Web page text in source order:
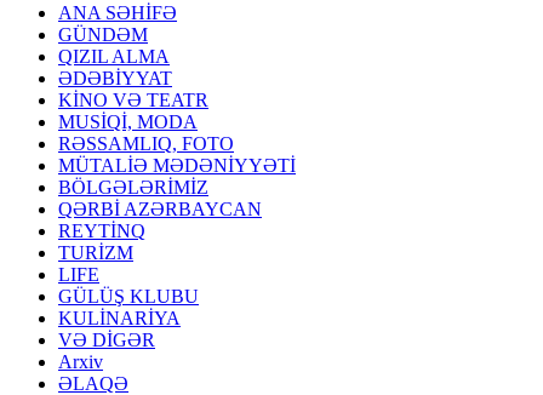
ANA SƏHİFƏ
GÜNDƏM
QIZIL ALMA
ƏDƏBİYYAT
KİNO VƏ TEATR
MUSİQİ, MODA
RƏSSAMLIQ, FOTO
MÜTALİƏ MƏDƏNİYYƏTİ
BÖLGƏLƏRİMİZ
QƏRBİ AZƏRBAYCAN
REYTİNQ
TURİZM
LIFE
GÜLÜŞ KLUBU
KULİNARİYA
VƏ DİGƏR
Arxiv
ƏLAQƏ